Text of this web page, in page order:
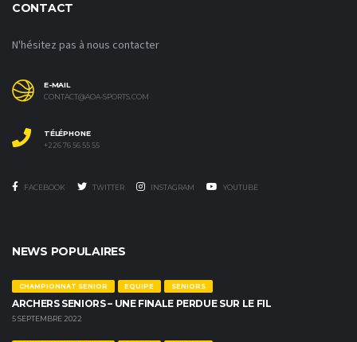
CONTACT
N'hésitez pas à nous contacter
E-MAIL
CONTACT@AOA-SPORTS.COM
TÉLÉPHONE
+226 76 56 55 55
FACEBOOK TWITTER INSTAGRAM YOUTUBE
NEWS POPULAIRES
CHAMPIONNAT SENIOR EQUIPE SENIORS
ARCHERS SENIORS – UNE FINALE PERDUE SUR LE FIL
5 SEPTEMBRE 2022